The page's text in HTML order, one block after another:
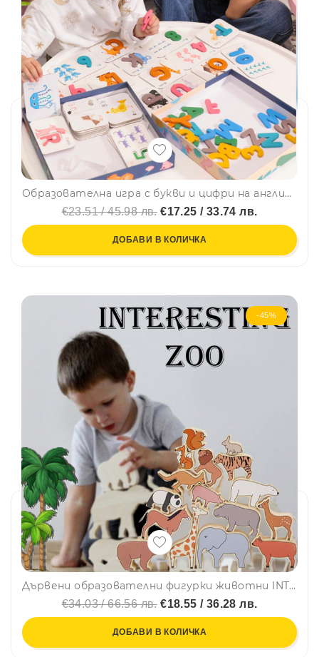
Образователна игра с букви и цифри на английски език МОНТЕСОРИ ZSB47, BF23
€23.51 / 45.98 лв.€17.25 / 33.74 лв.
ДОБАВИ В КОЛИЧКА
-45%
Дървени образователни фигурки животни INTERESTING ZOO WHH04 - МОНТЕСОРИ, 16бр, BF23
€34.03 / 66.56 лв.€18.55 / 36.28 лв.
ДОБАВИ В КОЛИЧКА